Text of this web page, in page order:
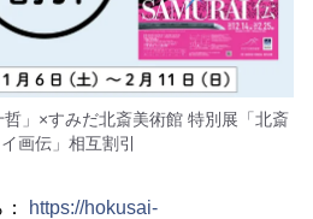
」×すみだ北斎美術館 特別展「北斎
画伝」相互割引
https://hokusai-